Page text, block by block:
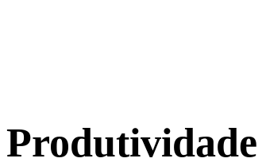
Produtividade